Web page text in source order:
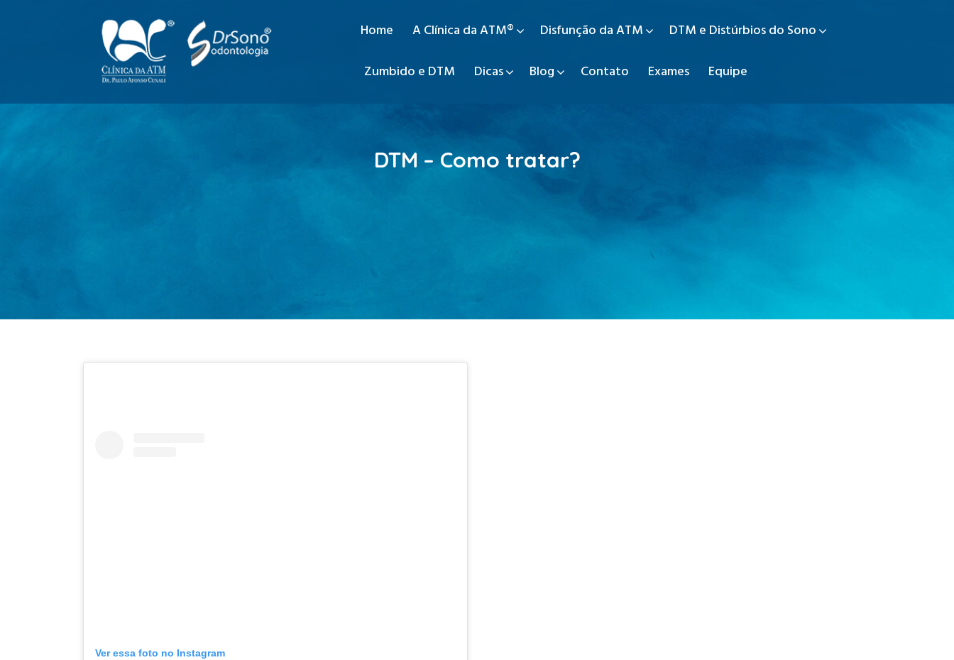
Clinica da ATM
Home A Clínica da ATM® Disfunção da ATM
DTM e Distúrbios do Sono
Zumbido e DTM
Dicas Blog Contato Exames Equipe
DTM – Como tratar?
Ver essa foto no Instagram